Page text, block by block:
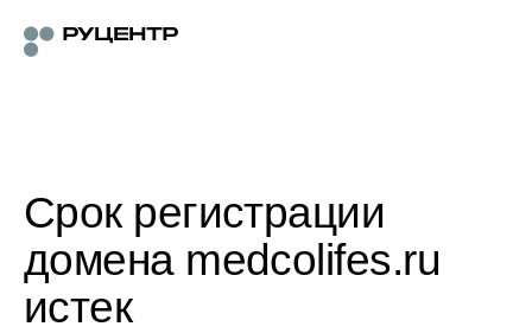
Срок регистрации
домена medcolifes.ru
истек